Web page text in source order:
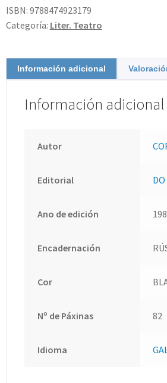
ISBN: 9788474923179
Categoría: Liter. Teatro
Información adicional
Información adicional
Autor
Editorial
Ano de edición
Encadernación
Cor
Nº de Páxinas 82
Idioma